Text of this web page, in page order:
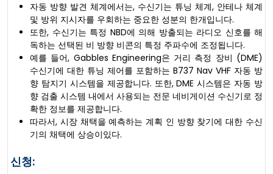
자동 방향 발견 체계에서는, 수신기는 튜닝 체계, 안테나 체계
및 방위 지시자를 우회하는 중요한 성분의 한개입니다.
또한, 수신기는 특정 NBD에 의해 방출되는 라디오 신호를 해
독하는 선택된 비 방향 비콘의 특정 주파수에 조정됩니다.
예를 들어, Gabbles Engineering은 거리 측정 장비 (DME)
수신기에 대한 튜닝 제어를 포함하는 B737 Nav VHF 자동 방
향 탐지기 시스템을 제공합니다. 또한, DME 시스템은 자동 방
향 검출 시스템 내에서 사용되는 전문 네비게이션 수신기로 정
확한 정보를 제공합니다.
따라서, 시장 채택을 예측하는 계획 인 방향 찾기에 대한 수신
기의 채택에 상승이있다.
신청: